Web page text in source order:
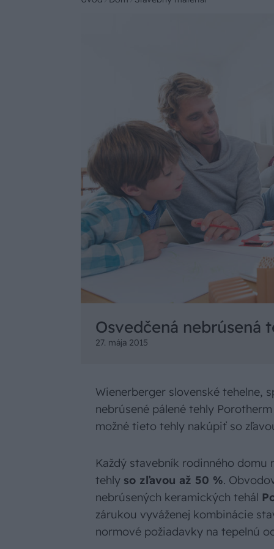
Osvedčená nebrúsená
27. mája 2015
Wienerberger slovenské tehelne,
nebrúsené pálené tehly
možné tieto tehly nakúpiť so
Každý stavebník rodinného domu
tehly so zľavou až 50 %.
nebrúsených keramických tehál
zárukou vyváženej kombinácie
normové požiadavky na tepelnú